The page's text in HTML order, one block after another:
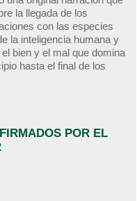
la llegada de los
con las especies
la inteligencia humana y
bien y el mal que domina
hasta el final de los
POR EL